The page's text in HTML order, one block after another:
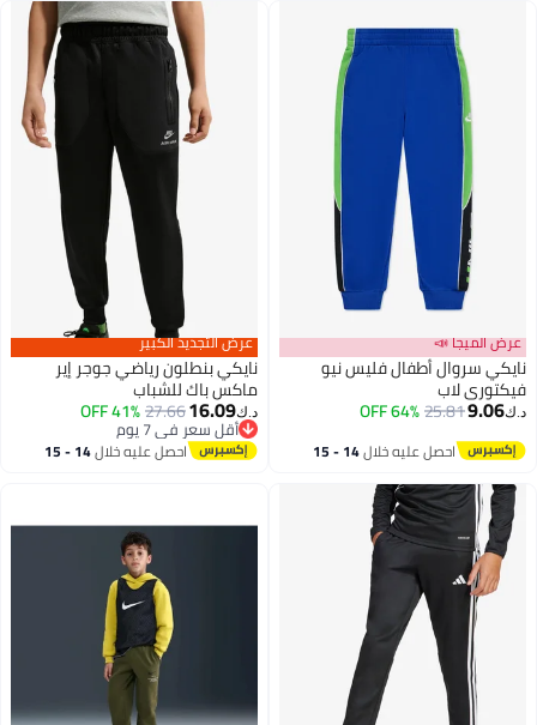
2
عرض الميجا 📣
نايكي سروال أطفال فليس نيو
فيكتوري لاب
د.ك‏9.06
25.81
64% OFF
احصل عليه خلال 14 - 15
2
عرض التجديد الكبير
نايكي بنطلون رياضي جوجر إير
ماكس باك للشباب
د.ك‏16.09
27.66
41% OFF
أقل سعر في 7 يوم
أقل سعر في 7 يوماحصل عليه خلال 14 - 15